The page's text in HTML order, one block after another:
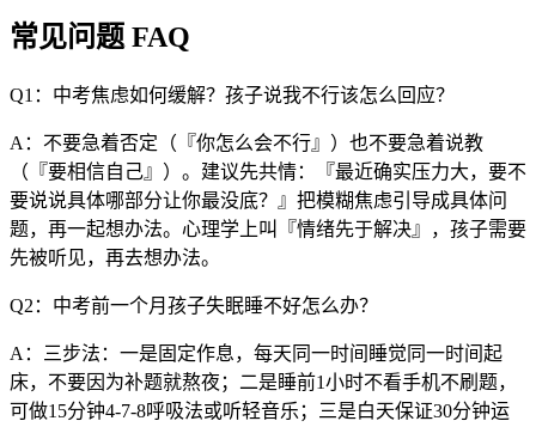
常见问题 FAQ
Q1：中考焦虑如何缓解？孩子说我不行该怎么回应？
A：不要急着否定（『你怎么会不行』）也不要急着说教
（『要相信自己』）。建议先共情：『最近确实压力大，要不
要说说具体哪部分让你最没底？』把模糊焦虑引导成具体问
题，再一起想办法。心理学上叫『情绪先于解决』，孩子需要
先被听见，再去想办法。
Q2：中考前一个月孩子失眠睡不好怎么办？
A：三步法：一是固定作息，每天同一时间睡觉同一时间起
床，不要因为补题就熬夜；二是睡前1小时不看手机不刷题，
可做15分钟4-7-8呼吸法或听轻音乐；三是白天保证30分钟运